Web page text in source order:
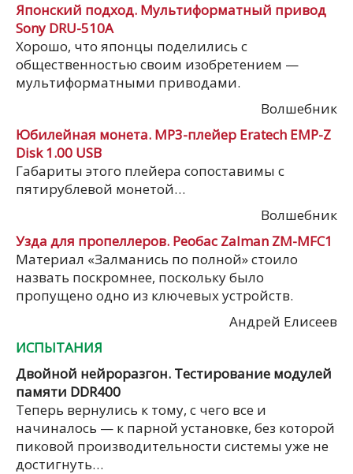
Японский подход. Мультиформатный привод
Sony DRU-510A
Хорошо, что японцы поделились с
общественностью своим изобретением —
мультиформатными приводами.
Волшебник
Юбилейная монета. MP3-плейер Eratech EMP-Z
Disk 1.00 USB
Габариты этого плейера сопоставимы с
пятирублевой монетой…
Волшебник
Узда для пропеллеров. Реобас Zalman ZM-MFC1
Материал «Залманись по полной» стоило
назвать поскромнее, поскольку было
пропущено одно из ключевых устройств.
Андрей Елисеев
ИСПЫТАНИЯ
Двойной нейроразгон. Тестирование модулей
памяти DDR400
Теперь вернулись к тому, с чего все и
начиналось — к парной установке, без которой
пиковой производительности системы уже не
достигнуть…